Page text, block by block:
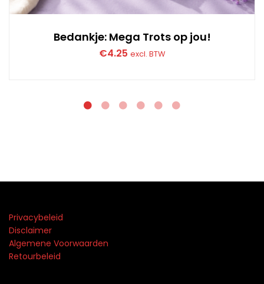
Bedankje: Mega Trots op jou!
€4.25 excl. BTW
Privacybeleid
Disclaimer
Algemene Voorwaarden
Retourbeleid